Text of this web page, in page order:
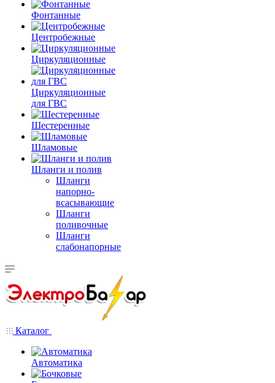
Фонтанные
Центробежные
Циркуляционные
Циркуляционные
для ГВС
Шестеренные
Шламовые
Шланги и полив
Шланги
напорно-
всасывающие
Шланги
поливочные
Шланги
слабонапорные
Каталог
Автоматика